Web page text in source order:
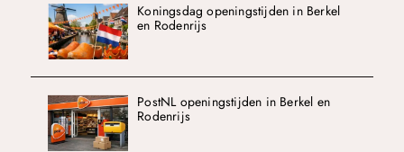
Koningsdag openingstijden in Berkel
en Rodenrijs
PostNL openingstijden in Berkel en
Rodenrijs